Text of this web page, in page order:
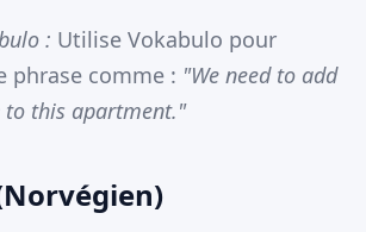
: Utilise Vokabulo pour
phrase comme : "We need to add
to this apartment."